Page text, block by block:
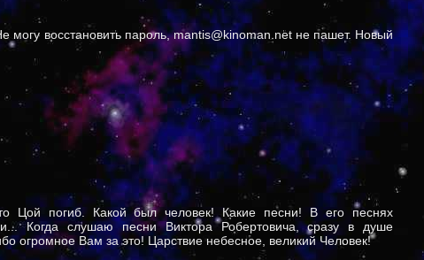
могу восстановить пароль, mantis@kinoman.net не пашет. Новый
Цой погиб. Какой был человек! Какие песни! В его песнях
Когда слушаю песни Виктора Робертовича, сразу в душе
огромное Вам за это! Царствие небесное, великий Человек!